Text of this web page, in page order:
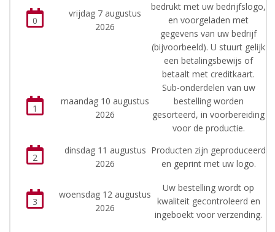
0
vrijdag 7 augustus
2026
bedrukt met uw bedrijfslogo,
en voorgeladen met
gegevens van uw bedrijf
(bijvoorbeeld). U stuurt gelijk
een betalingsbewijs of
betaalt met creditkaart.
1
maandag 10 augustus
2026
Sub-onderdelen van uw
bestelling worden
gesorteerd, in voorbereiding
voor de productie.
2
dinsdag 11 augustus
2026
Producten zijn geproduceerd
en geprint met uw logo.
3
woensdag 12 augustus
2026
Uw bestelling wordt op
kwaliteit gecontroleerd en
ingeboekt voor verzending.